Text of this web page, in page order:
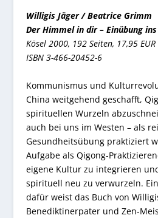
Willigis Jäger / Beatrice Grimm
Der Himmel in dir – Einübung
Kösel 2000, 192 Seiten, 17,95 EUR
ISBN 3-466-20452-6
Kommunismus und
China weitgehend geschafft,
spirituellen Wurzeln
auch bei uns im Westen – als
Gesundheitsübung praktiziert
Aufgabe als Qigong-
eigene Kultur zu integrieren
spirituell neu zu verwurzeln.
dafür weist das Buch von
Benediktinerpater und Zen-